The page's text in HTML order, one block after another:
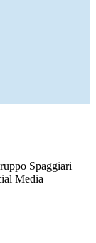
Spaggiari
Media